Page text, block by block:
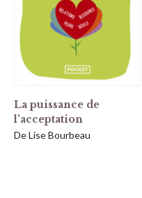
La puissance de
l’acceptation
De Lise Bourbeau